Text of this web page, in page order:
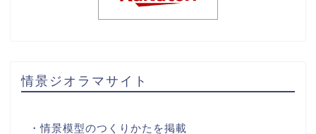
情景ジオラマサイト
・情景模型のつくりかたを掲載